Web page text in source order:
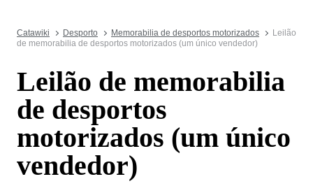
Catawiki Desporto Memorabilia de desportos motorizados
Leilão
de memorabilia de desportos motorizados (um único vendedor)
Leilão de memorabilia
de desportos
motorizados (um único
vendedor)